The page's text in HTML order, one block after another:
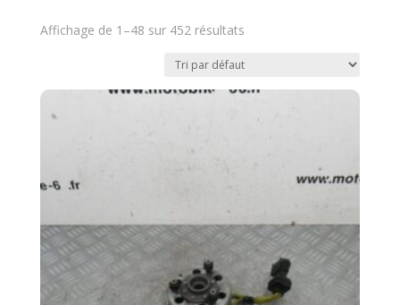
Affichage de 1–48 sur 452 résultats